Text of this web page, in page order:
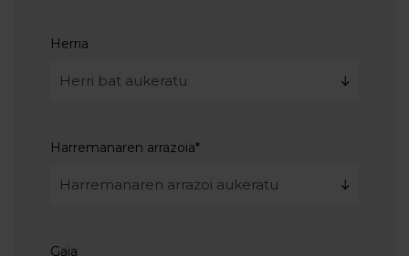
Herria
Harremanaren arrazoia*
Gaia